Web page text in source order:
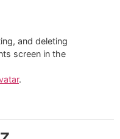
and deleting
screen in the
.